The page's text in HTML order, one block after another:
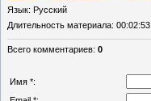
Язык: Русский
Длительность материала: 00:02:53
Всего комментариев: 0
Имя *: